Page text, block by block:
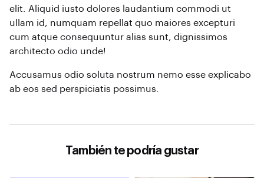
elit. Aliquid iusto dolores laudantium commodi ut
ullam id, numquam repellat quo maiores excepturi
cum atque consequuntur alias sunt, dignissimos
architecto odio unde!
Accusamus odio soluta nostrum nemo esse explicabo
ab eos sed perspiciatis possimus.
También te podría gustar